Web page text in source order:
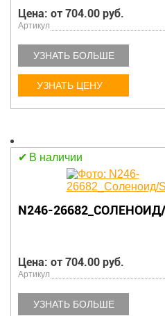
Цена: от 704.00 руб.
Артикул
УЗНАТЬ БОЛЬШЕ
УЗНАТЬ ЦЕНУ
В наличии
N246-26682_СОЛЕНОИД/
Цена: от 704.00 руб.
Артикул
УЗНАТЬ БОЛЬШЕ